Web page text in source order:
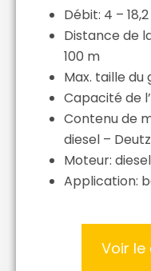
Débit: 4 –
Distance de
100 m
Max. taille du
Capacité de
Contenu de
diesel –
Moteur:
Application:
Voir